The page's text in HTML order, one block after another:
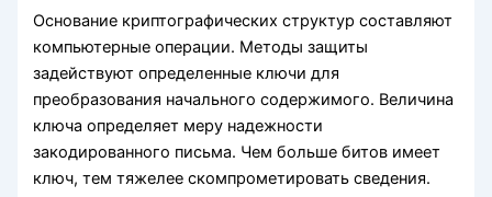
Основание криптографических структур составляют
компьютерные операции. Методы защиты
задействуют определенные ключи для
преобразования начального содержимого. Величина
ключа определяет меру надежности
закодированного письма. Чем больше битов имеет
ключ, тем тяжелее скомпрометировать сведения.